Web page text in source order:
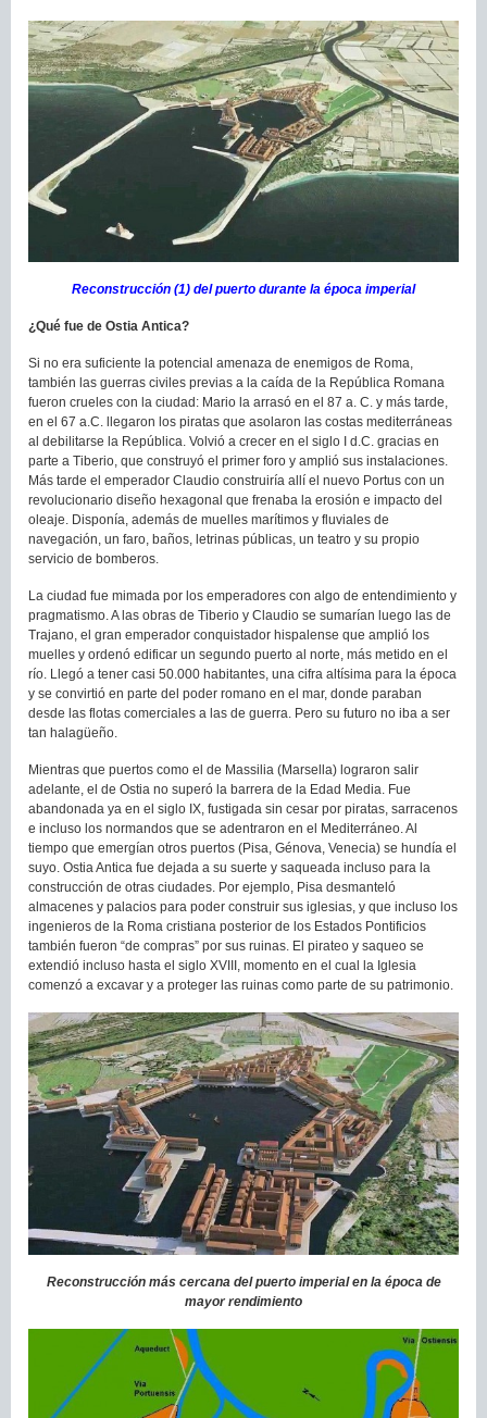
Reconstrucción (1) del puerto durante la época imperial
¿Qué fue de Ostia Antica?
Si no era suficiente la potencial amenaza de enemigos de Roma,
también las guerras civiles previas a la caída de la República Romana
fueron crueles con la ciudad: Mario la arrasó en el 87 a. C. y más tarde,
en el 67 a.C. llegaron los piratas que asolaron las costas mediterráneas
al debilitarse la República. Volvió a crecer en el siglo I d.C. gracias en
parte a Tiberio, que construyó el primer foro y amplió sus instalaciones.
Más tarde el emperador Claudio construiría allí el nuevo Portus con un
revolucionario diseño hexagonal que frenaba la erosión e impacto del
oleaje. Disponía, además de muelles marítimos y fluviales de
navegación, un faro, baños, letrinas públicas, un teatro y su propio
servicio de bomberos.
La ciudad fue mimada por los emperadores con algo de entendimiento y
pragmatismo. A las obras de Tiberio y Claudio se sumarían luego las de
Trajano, el gran emperador conquistador hispalense que amplió los
muelles y ordenó edificar un segundo puerto al norte, más metido en el
río. Llegó a tener casi 50.000 habitantes, una cifra altísima para la época
y se convirtió en parte del poder romano en el mar, donde paraban
desde las flotas comerciales a las de guerra. Pero su futuro no iba a ser
tan halagüeño.
Mientras que puertos como el de Massilia (Marsella) lograron salir
adelante, el de Ostia no superó la barrera de la Edad Media. Fue
abandonada ya en el siglo IX, fustigada sin cesar por piratas, sarracenos
e incluso los normandos que se adentraron en el Mediterráneo. Al
tiempo que emergían otros puertos (Pisa, Génova, Venecia) se hundía el
suyo. Ostia Antica fue dejada a su suerte y saqueada incluso para la
construcción de otras ciudades. Por ejemplo, Pisa desmanteló
almacenes y palacios para poder construir sus iglesias, y que incluso los
ingenieros de la Roma cristiana posterior de los Estados Pontificios
también fueron “de compras” por sus ruinas. El pirateo y saqueo se
extendió incluso hasta el siglo XVIII, momento en el cual la Iglesia
comenzó a excavar y a proteger las ruinas como parte de su patrimonio.
Reconstrucción más cercana del puerto imperial en la época de
mayor rendimiento